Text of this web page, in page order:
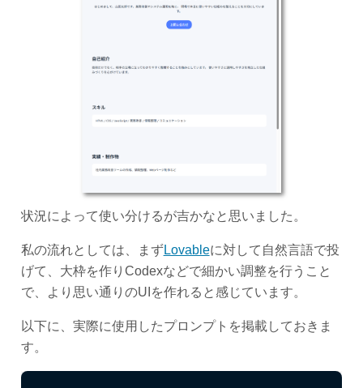
状況によって使い分けるが吉かなと思いました。
私の流れとしては、まずLovableに対して自然言語で投
げて、大枠を作りCodexなどで細かい調整を行うこと
で、より思い通りのUIを作れると感じています。
以下に、実際に使用したプロンプトを掲載しておきま
す。